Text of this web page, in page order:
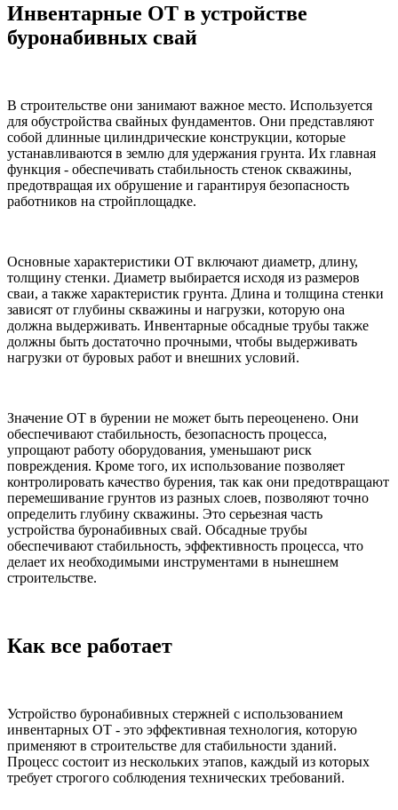
Инвентарные ОТ в устройстве
буронабивных свай
В строительстве они занимают важное место. Используется
для обустройства свайных фундаментов. Они представляют
собой длинные цилиндрические конструкции, которые
устанавливаются в землю для удержания грунта. Их главная
функция - обеспечивать стабильность стенок скважины,
предотвращая их обрушение и гарантируя безопасность
работников на стройплощадке.
Основные характеристики ОТ включают диаметр, длину,
толщину стенки. Диаметр выбирается исходя из размеров
сваи, а также характеристик грунта. Длина и толщина стенки
зависят от глубины скважины и нагрузки, которую она
должна выдерживать. Инвентарные обсадные трубы также
должны быть достаточно прочными, чтобы выдерживать
нагрузки от буровых работ и внешних условий.
Значение ОТ в бурении не может быть переоценено. Они
обеспечивают стабильность, безопасность процесса,
упрощают работу оборудования, уменьшают риск
повреждения. Кроме того, их использование позволяет
контролировать качество бурения, так как они предотвращают
перемешивание грунтов из разных слоев, позволяют точно
определить глубину скважины. Это серьезная часть
устройства буронабивных свай. Обсадные трубы
обеспечивают стабильность, эффективность процесса, что
делает их необходимыми инструментами в нынешнем
строительстве.
Как все работает
Устройство буронабивных стержней с использованием
инвентарных ОТ - это эффективная технология, которую
применяют в строительстве для стабильности зданий.
Процесс состоит из нескольких этапов, каждый из которых
требует строгого соблюдения технических требований.